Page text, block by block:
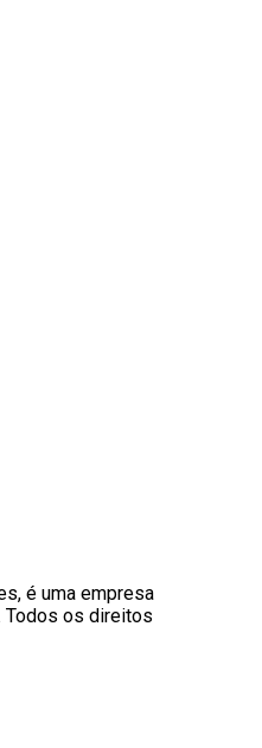
é uma empresa
Todos os direitos